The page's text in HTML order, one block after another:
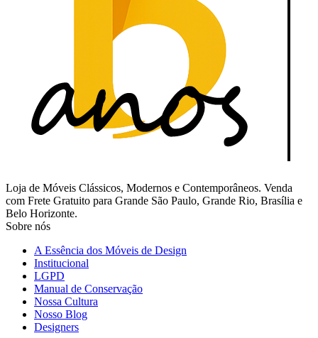
Loja de Móveis Clássicos, Modernos e Contemporâneos. Venda
com Frete Gratuito para Grande São Paulo, Grande Rio, Brasília e
Belo Horizonte.
Sobre nós
A Essência dos Móveis de Design
Institucional
LGPD
Manual de Conservação
Nossa Cultura
Nosso Blog
Designers